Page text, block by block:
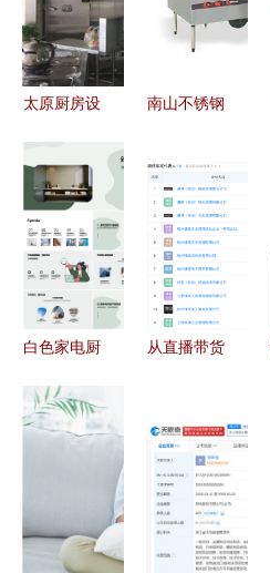
太原厨房设
众鑫厨具让
安全与实用
结合
南山不锈钢
家 品质厨
具与卫具的
专业之选
白色家电厨
PPT演示合
集 智慧厨
从直播带货
手成立创
投，进军厨
具与卫具行